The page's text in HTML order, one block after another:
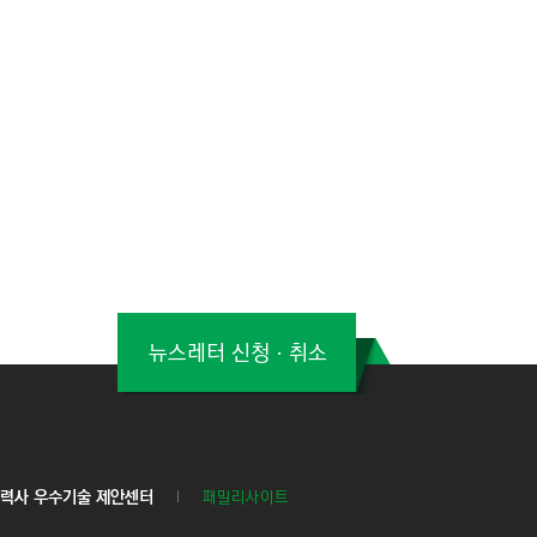
뉴스레터 신청ㆍ취소
사 우수기술 제안센터 패밀리사이트